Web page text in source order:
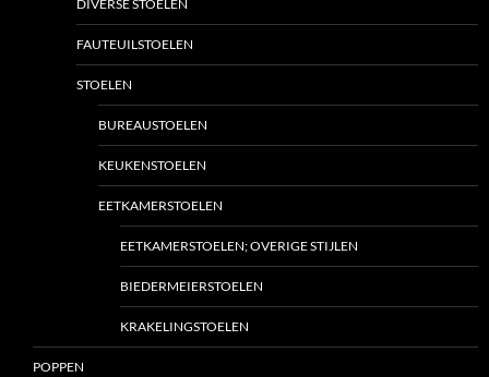
DIVERSE STOELEN
FAUTEUILSTOELEN
STOELEN
BUREAUSTOELEN
KEUKENSTOELEN
EETKAMERSTOELEN
EETKAMERSTOELEN; OVERIGE STIJLEN
BIEDERMEIERSTOELEN
KRAKELINGSTOELEN
POPPEN